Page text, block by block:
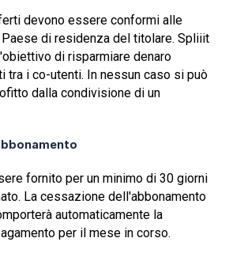
devono essere conformi alle
di residenza del titolare. Spliiit
di risparmiare denaro
tra i co-utenti. In nessun caso si può
dalla condivisione di un
fornito per un minimo di 30 giorni
La cessazione dell'abbonamento
automaticamente la
per il mese in corso.